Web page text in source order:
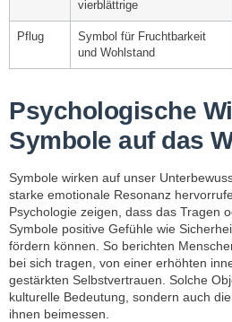
vierblättrige
Pflug
Symbol für Fruchtbarkeit
und Wohlstand
Psychologische
Symbole auf das
Symbole wirken auf unser
starke emotionale Resonanz
Psychologie zeigen, dass das Tragen
Symbole positive Gefühle wie
fördern können. So berichten
bei sich tragen, von einer erhöhten
gestärkten Selbstvertrauen. Solche
kulturelle Bedeutung, sondern auch
ihnen beimessen.